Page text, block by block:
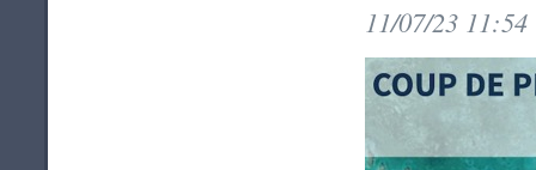
11/07/23 11:54